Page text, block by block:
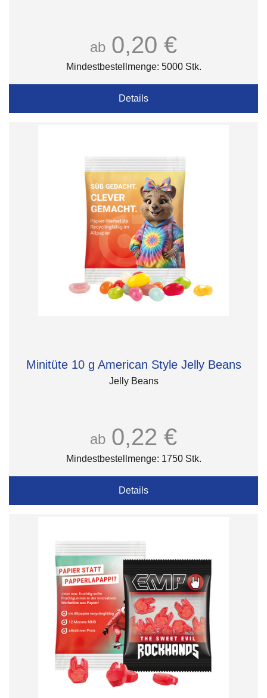
ab 0,20 €
Mindestbestellmenge: 5000 Stk.
Details
Minitüte 10 g American Style Jelly Beans
Jelly Beans
ab 0,22 €
Mindestbestellmenge: 1750 Stk.
Details